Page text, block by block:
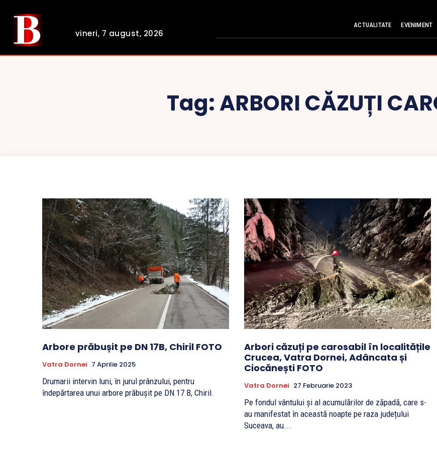
vineri, 7 august, 2026
ACTUALITATE EVENIMENT
Tag:ARBORI CĂZUȚI
Arbore prăbușit pe DN 17B, Chiril FOTO
Vatra Dornei 7 Aprilie 2025
Drumarii intervin luni, în jurul prânzului, pentru
îndepărtarea unui arbore prăbușit pe DN 17 B, Chiril.
Arbori căzuți pe carosabil în localitățile
Crucea, Vatra Dornei, Adâncata și
Ciocănești FOTO
Vatra Dornei 27 Februarie 2023
Pe fondul vântului și al acumulărilor de zăpadă, care s-
au manifestat în această noapte pe raza județului
Suceava, au...